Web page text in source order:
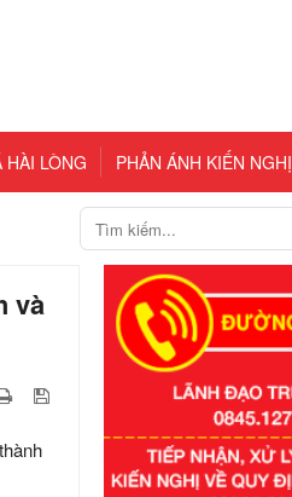
HÀI LÒNG PHẢN ÁNH KIẾN NGHỊ
và